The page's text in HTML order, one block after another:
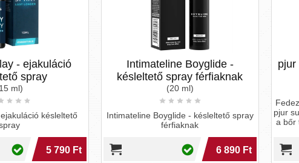
Intimateline Boyglide -
késleltető spray férfiaknak
Intimateline Boyglide - késleltető spray
6 890 Ft
pjur superhero Ultimate
(20 ml)
Fedezze fel titkos
pjur superhero Ultimate Spray
a bőr túlérzékenységét, hogy
5